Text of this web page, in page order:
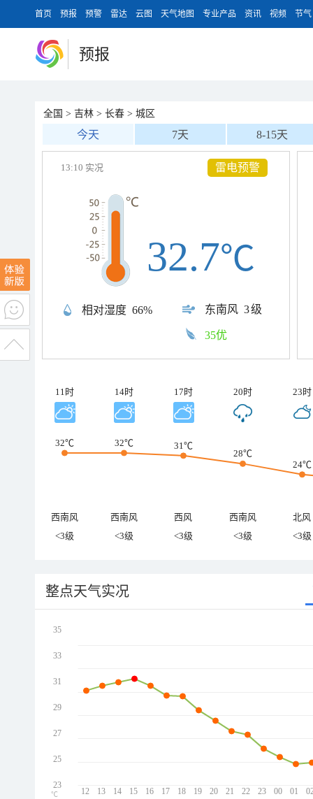
首页 预报 预警 雷达 云图 天气地图 专业产品 资讯 视频 节气
预报
全国 > 吉林 > 长春 > 城区
今天 7天 8-15天
雷电预警
13:10 实况
相对湿度 66% 东南风 3级
32.7℃
35优
11时 14时 17时 20时 23时
32℃ 32℃ 31℃
28℃
24℃
西南风 西南风 西风 西南风
北风
<3级
<3级 <3级 <3级 <3级
整点天气实况
12 13 14 15 16 17 18 19 20 21 22 23 00 01
35
33
31
29
27
25
23
℃